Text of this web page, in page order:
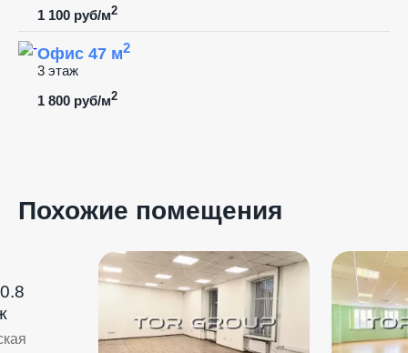
1 100 руб/м2
Офис 47 м2
3 этаж
1 800 руб/м2
Похожие помещения